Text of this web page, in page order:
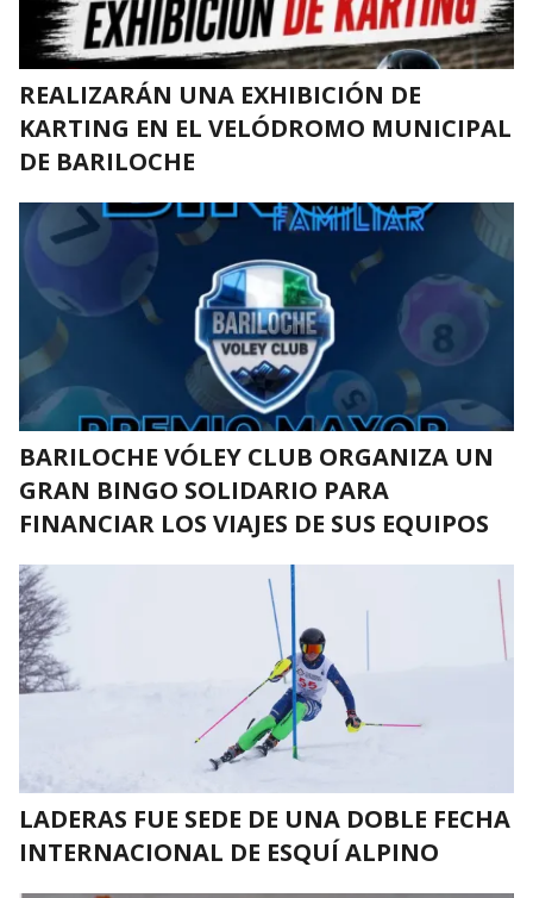
REALIZARÁN UNA EXHIBICIÓN DE
KARTING EN EL VELÓDROMO MUNICIPAL
DE BARILOCHE
BARILOCHE VÓLEY CLUB ORGANIZA UN
GRAN BINGO SOLIDARIO PARA
FINANCIAR LOS VIAJES DE SUS EQUIPOS
LADERAS FUE SEDE DE UNA DOBLE FECHA
INTERNACIONAL DE ESQUÍ ALPINO